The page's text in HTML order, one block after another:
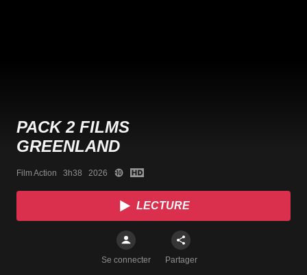
PACK 2 FILMS
GREENLAND
Film Action   3h38   2026
LECTURE
Se connecter Partager